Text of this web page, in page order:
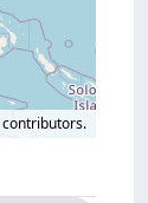
contributors.